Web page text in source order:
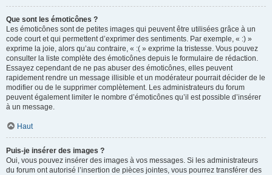
Que sont les émoticônes ?
Les émoticônes sont de petites images qui peuvent être utilisées grâce à un
code court et qui permettent d’exprimer des sentiments. Par exemple, « :) »
exprime la joie, alors qu’au contraire, « :( » exprime la tristesse. Vous pouvez
consulter la liste complète des émoticônes depuis le formulaire de rédaction.
Essayez cependant de ne pas abuser des émoticônes, elles peuvent
rapidement rendre un message illisible et un modérateur pourrait décider de le
modifier ou de le supprimer complètement. Les administrateurs du forum
peuvent également limiter le nombre d’émoticônes qu’il est possible d’insérer
à un message.
Haut
Puis-je insérer des images ?
Oui, vous pouvez insérer des images à vos messages. Si les administrateurs
du forum ont autorisé l’insertion de pièces jointes, vous pourrez transférer des